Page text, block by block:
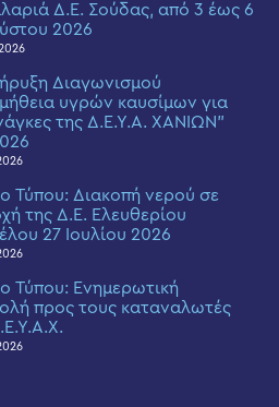
Δ.Ε. Σούδας, από 3 έως 6
2026
Διαγωνισμού
υγρών καυσίμων για
της Δ.Ε.Υ.Α. ΧΑΝΙΩΝ”
Τύπου: Διακοπή νερού σε
της Δ.Ε. Ελευθερίου
27 Ιουλίου 2026
Τύπου: Eνημερωτική
προς τους καταναλωτές